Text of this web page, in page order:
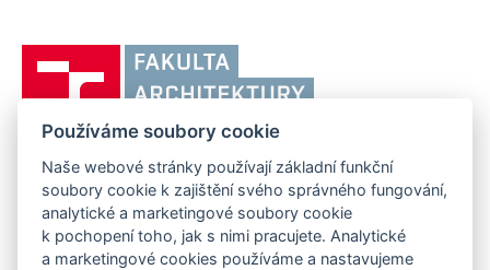
Brně,
Fakulta
architektury
FAKULTA ARCHITEKTURY VUT V BRNĚ
Poříčí 273/5, 639 00 Brno
Telefon: 54114 6600
www.fa.vutbr.cz
info@fa.vutbr.cz
Používáme soubory cookie
Naše webové stránky používají základní funkční
soubory cookie k zajištění svého správného fungování,
analytické a marketingové soubory cookie
k pochopení toho, jak s nimi pracujete. Analytické
a marketingové cookies používáme a nastavujeme